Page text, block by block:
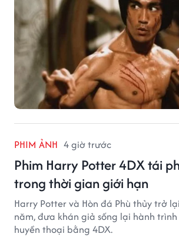
PHIM ẢNH 4 giờ trước
Phim Harry Potter 4DX tái
trong thời gian giới hạn
Harry Potter và Hòn đá Phù thủy trở
năm, đưa khán giả sống lại hành
huyền thoại bằng 4DX.